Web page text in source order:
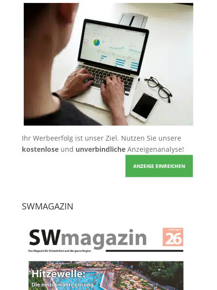
Ihr Werbeerfolg ist unser Ziel. Nutzen Sie unsere
kostenloseund unverbindlicheAnzeigenanalyse!
ANZEIGE EINREICHEN
SWMAGAZIN